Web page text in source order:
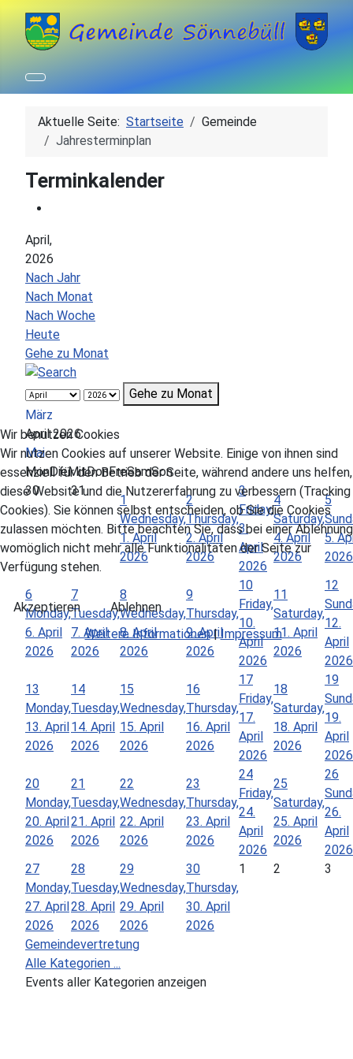
Aktuelle Seite: Startseite
Gemeinde
Jahresterminplan
Terminkalender
April,
2026
Nach Jahr
Nach Monat
Nach Woche
Heute
Gehe zu Monat
Gehe zu Monat
März
April 2026
Mai
MonDieMitDonFreSamSon
30
31
1
Wednesday,
1. April
2026
2
Thursday,
2. April
2026
3
Friday,
3.
April
2026
4
Saturday,
4. April
2026
5
5.
2026
6
Monday,
6. April
2026
7
Tuesday,
7. April
2026
8
Wednesday,
8. April
2026
9
Thursday,
9. April
2026
10
Friday,
10.
April
2026
11
Saturday,
11. April
2026
12
12.
April
2026
13
Monday,
13. April
2026
14
Tuesday,
14. April
2026
15
Wednesday,
15. April
2026
16
Thursday,
16. April
2026
17
Friday,
17.
April
2026
18
Saturday,
18. April
2026
19
19.
April
2026
20
Monday,
20. April
2026
21
Tuesday,
21. April
2026
22
Wednesday,
22. April
2026
23
Thursday,
23. April
2026
24
Friday,
24.
April
2026
25
Saturday,
25. April
2026
26
26.
April
2026
27
Monday,
27. April
2026
28
Tuesday,
28. April
2026
29
Wednesday,
29. April
2026
30
Thursday,
30. April
2026
1 2 3
Gemeindevertretung
Alle Kategorien ...
Events aller Kategorien anzeigen
Wir benutzen Cookies
Wir nutzen Cookies auf unserer Website. Einige von ihnen sind
essenziell für den Betrieb der Seite, während andere uns helfen,
diese Website und die Nutzererfahrung zu verbessern (Tracking
Cookies). Sie können selbst entscheiden, ob Sie die Cookies
zulassen möchten. Bitte beachten Sie, dass bei einer Ablehnung
womöglich nicht mehr alle Funktionalitäten der Seite zur
Verfügung stehen.
Akzeptieren
Ablehnen
Weitere Informationen|Impressum